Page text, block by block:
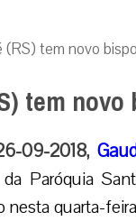
(RS) tem novo bispo
tem
09-2018,
Paróquia
nesta quarta-